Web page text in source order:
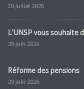
30 juillet 2026
L’UNSP vous souhaite
29 juin 2026
Réforme des pensions
29 juin 2026